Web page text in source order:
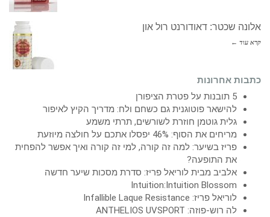
אלונה שכטר: דאודורנט רול און
קרא עוד ←
כתבות אחרונות
5 תובנות על פטרת הציפורן
להישאר פוטוגנית גם כשחם ולח: מדריך הקיץ לאיפור
גלית גוטמן חוזרת לשורשים, תרתי משמע
מריחים את הסוף: 46% יפסלו אתכם על חולצה מיוזעת
פריז בשיער: למה זה קורה, למי זה קורה ואיך אפשר להפחית
את התופעה?
אלביב מבית לוריאל פריז: סדרת מסכות שיער חדשה
Intuition:Intuition Blossom
לוריאל פריז: Infallible Laque Resistance
לה רוש-פוזה: ANTHELIOS UVSPORT